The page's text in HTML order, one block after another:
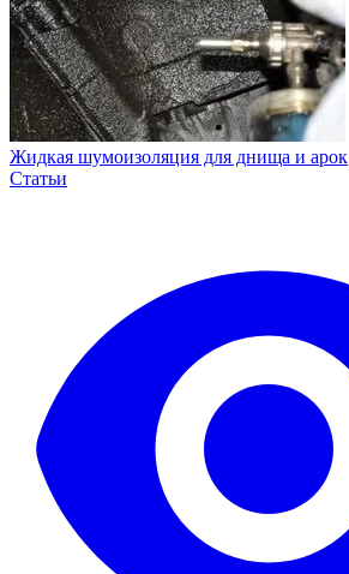
Жидкая шумоизоляция для днища и арок
Статьи